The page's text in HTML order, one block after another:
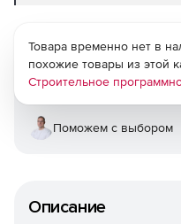
Описание
Товара временно нет в
похожие товары из этой
Строительное
Поможем с выбором